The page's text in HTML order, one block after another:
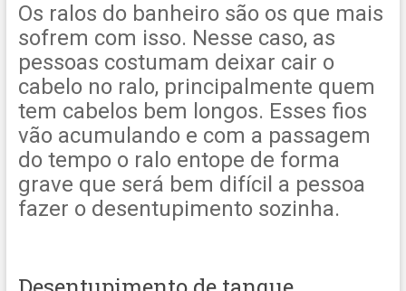
Os ralos do banheiro são os que mais
sofrem com isso. Nesse caso, as
pessoas costumam deixar cair o
cabelo no ralo, principalmente quem
tem cabelos bem longos. Esses fios
vão acumulando e com a passagem
do tempo o ralo entope de forma
grave que será bem difícil a pessoa
fazer o desentupimento sozinha.